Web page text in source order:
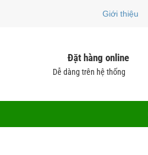
Giới thiệu
Đặt hàng online
Dễ dàng trên hệ thống